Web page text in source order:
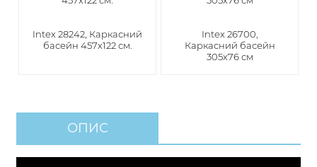
Intex 28242, Каркасний
басейн 457х122 см.
Intex 26700,
Каркасний басейн
305х76 см
ОПИС